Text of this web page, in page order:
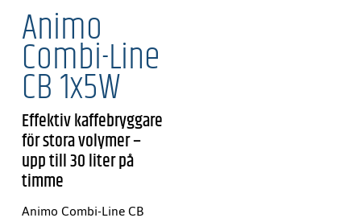
Animo
Combi-Line
CB 1x5W
Effektiv kaffebryggare
för stora volymer –
upp till 30 liter på
timme
Animo Combi-Line CB